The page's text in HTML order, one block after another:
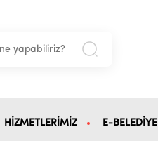
HİZMETLERİMİZ E-BELEDİYE